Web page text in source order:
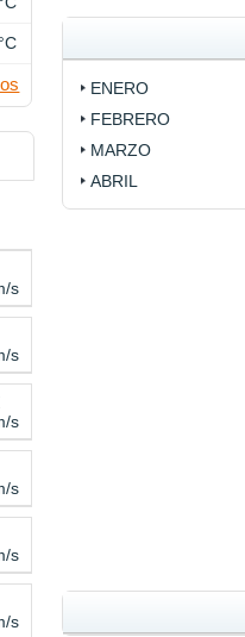
ENERO
FEBRERO
MARZO
ABRIL
s
s
s
s
s
s